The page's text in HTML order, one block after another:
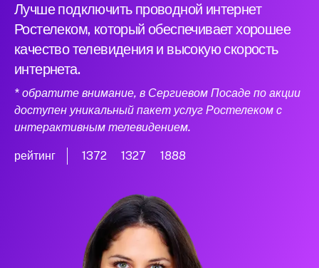
Лучше подключить проводной интернет
Ростелеком, который обеспечивает хорошее
качество телевидения и высокую скорость
интернета.
* обратите внимание, в Сергиевом Посаде по акции
доступен уникальный пакет услуг Ростелеком с
интерактивным телевидением.
рейтинг 1372 1327 1888